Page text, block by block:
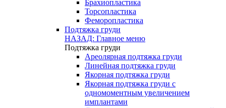
Брахиопластика
Торсопластика
Феморопластика
Подтяжка груди
НАЗАД: Главное меню
Подтяжка груди
Ареолярная подтяжка груди
Линейная подтяжка груди
Якорная подтяжка груди
Якорная подтяжка груди с
одномоментным увеличением
имплантами